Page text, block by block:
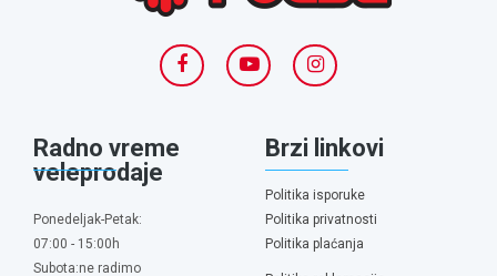
Radno vreme
veleprodaje
Ponedeljak-Petak:
07:00 - 15:00h
Subota:ne radimo
Brzi linkovi
Politika isporuke
Politika privatnosti
Politika plaćanja